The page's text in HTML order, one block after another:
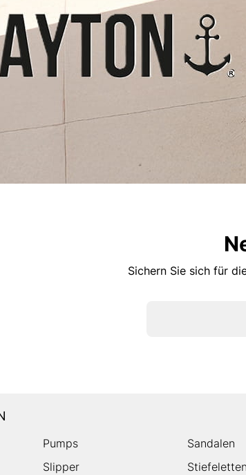
Sichern Sie sich für
Pumps
Sandalen
Slipper
Stiefeletten